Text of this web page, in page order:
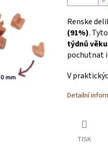
Renske
(91%).
týdnůvěku
pochutnat
V
Detailní
TISK